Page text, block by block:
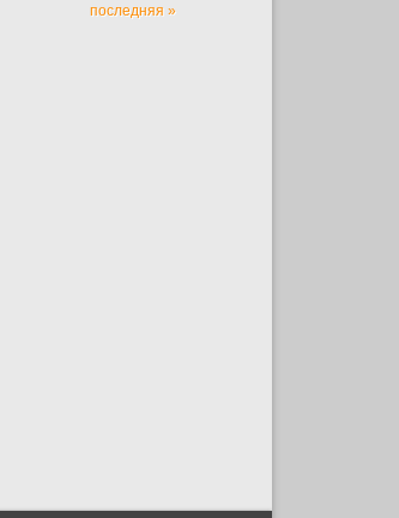
последняя »